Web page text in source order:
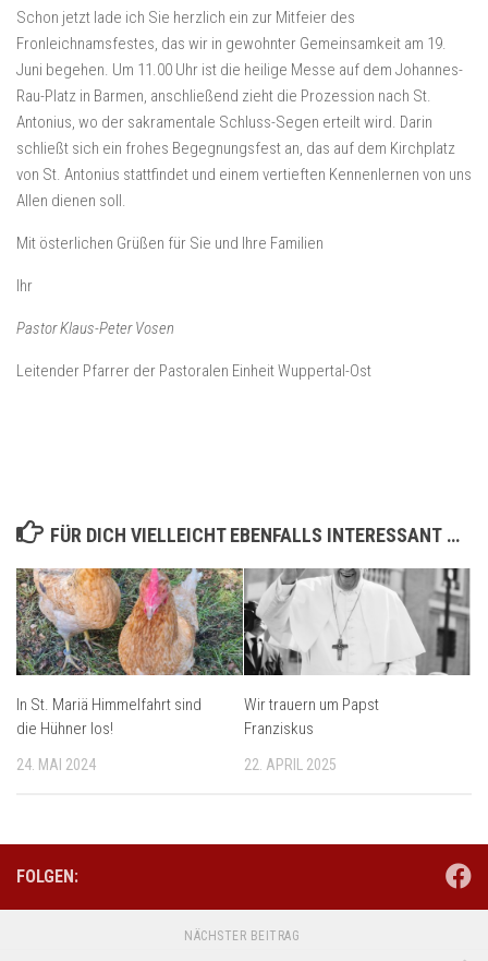
Schon jetzt lade ich Sie herzlich ein zur Mitfeier des
Fronleichnamsfestes, das wir in gewohnter Gemeinsamkeit am 19.
Juni begehen. Um 11.00 Uhr ist die heilige Messe auf dem Johannes-
Rau-Platz in Barmen, anschließend zieht die Prozession nach St.
Antonius, wo der sakramentale Schluss-Segen erteilt wird. Darin
schließt sich ein frohes Begegnungsfest an, das auf dem Kirchplatz
von St. Antonius stattfindet und einem vertieften Kennenlernen von uns
Allen dienen soll.
Mit österlichen Grüßen für Sie und Ihre Familien
Ihr
Pastor Klaus-Peter Vosen
Leitender Pfarrer der Pastoralen Einheit Wuppertal-Ost
FÜR DICH VIELLEICHT EBENFALLS INTERESSANT …
In St. Mariä Himmelfahrt sind
die Hühner los!
24. MAI 2024
Wir trauern um Papst
Franziskus
22. APRIL 2025
FOLGEN:
NÄCHSTER BEITRAG